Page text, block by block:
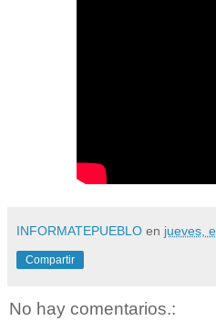
INFORMATEPUEBLO en jueves,
Compartir
No hay comentarios.: